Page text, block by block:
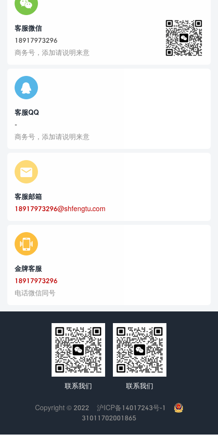
客服微信
18917973296
商务号，添加请说明来意
客服QQ
-
商务号，添加请说明来意
客服邮箱
18917973296@shfengtu.com
金牌客服
18917973296
电话微信同号
联系我们 联系我们
Copyright © 2022
沪ICP备14017243号-1
31011702001865